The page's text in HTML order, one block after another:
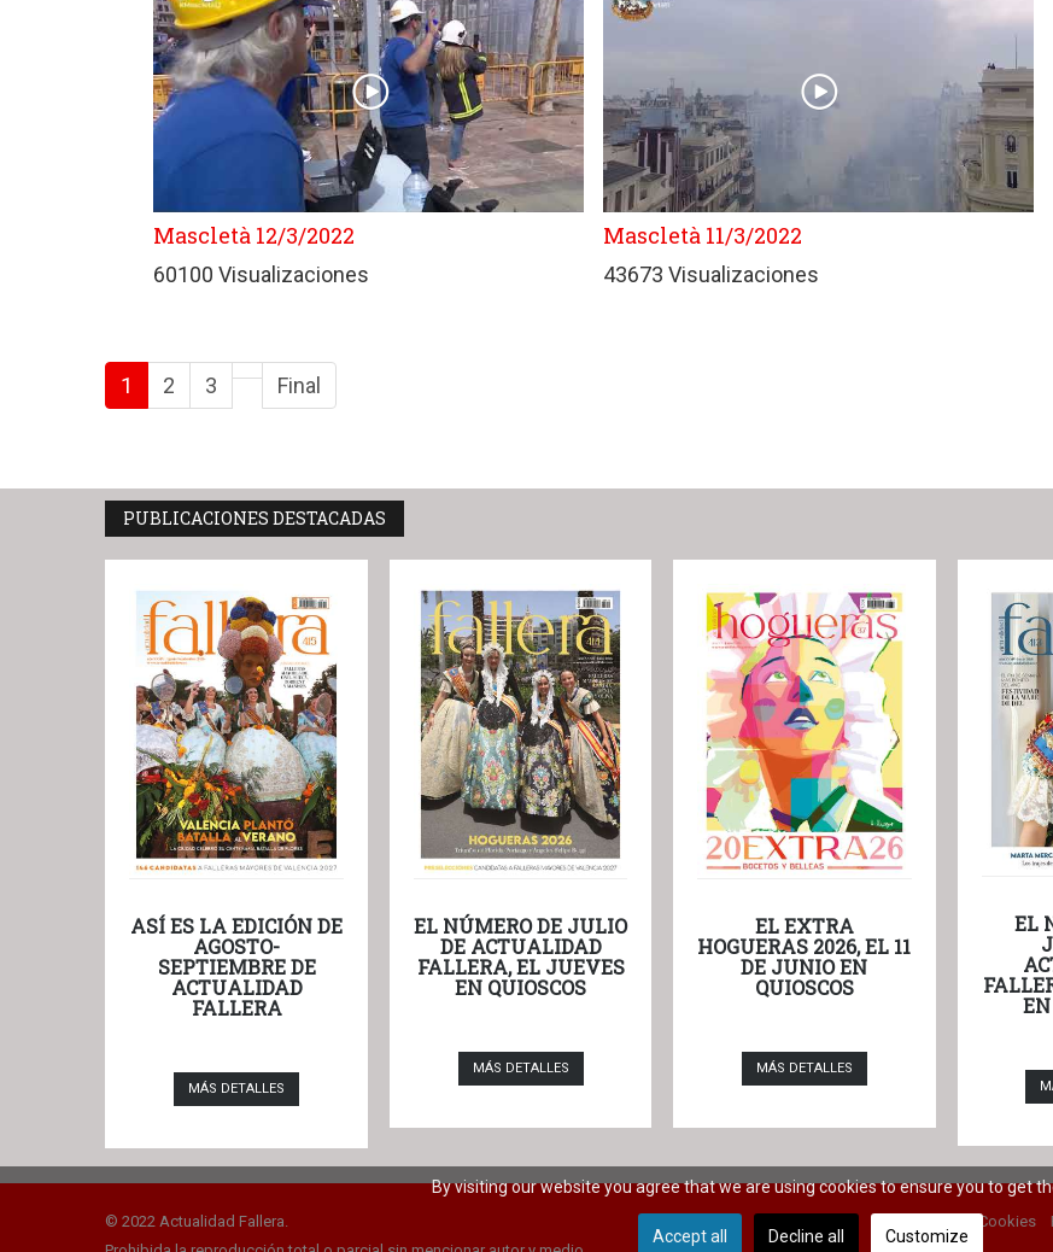
Mascletà 12/3/2022
60100 Visualizaciones
Mascletà 11/3/2022
43673 Visualizaciones
1 2 3 Final
PUBLICACIONES DESTACADAS
ASÍ ES LA EDICIÓN DE
AGOSTO-
SEPTIEMBRE DE
ACTUALIDAD
FALLERA
MÁS DETALLES
EL NÚMERO DE JULIO
DE ACTUALIDAD
FALLERA, EL JUEVES
EN QUIOSCOS
MÁS DETALLES
EL EXTRA
HOGUERAS 2026, EL 11
DE JUNIO EN
QUIOSCOS
MÁS DETALLES
EL
Cookies
© 2022 Actualidad Fallera.
By visiting our website you agree that we are using cookies to ensure you to get
Accept all Decline all Customize